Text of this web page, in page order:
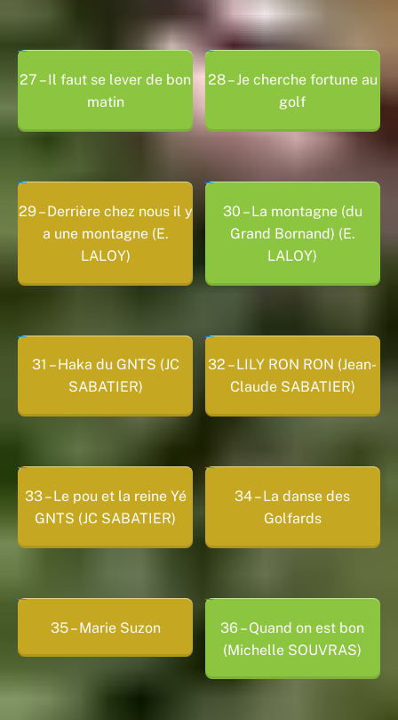
27 – Il faut se lever de bon
matin
28 – Je cherche fortune au
golf
29 – Derrière chez nous il y
a une montagne (E.
LALOY)
30 – La montagne (du
Grand Bornand) (E.
LALOY)
31 – Haka du GNTS (JC
SABATIER)
32 – LILY RON RON (Jean-
Claude SABATIER)
33 – Le pou et la reine Yé
GNTS (JC SABATIER)
34 – La danse des
Golfards
35 – Marie Suzon
36 – Quand on est bon
(Michelle SOUVRAS)